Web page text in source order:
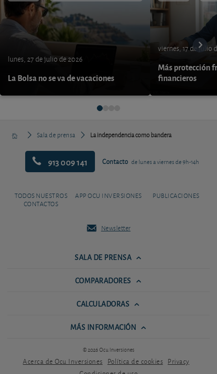
lunes, 27 de julio de 2026
La Bolsa no se va de vacaciones
viernes, 17 de julio
Más protección
financieros
Sala de prensa La independencia como bandera
913 009 141 Contacto de lunes a viernes de 9h-14h
TODOS NUESTROS
CONTACTOS
APP OCU INVERSIONES PUBLICACIONES
Newsletter
SALA DE PRENSA
COMPARADORES
CALCULADORAS
MÁS INFORMACIÓN
© 2026 Ocu Inversiones
Acerca de Ocu Inversiones Política de cookies Privacy